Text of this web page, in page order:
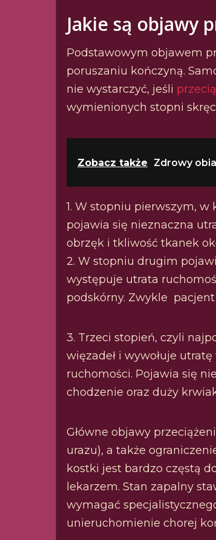
Jakie są objawy
Podstawowym objawem
poruszaniu kończyną.
nie wystarczyć, jeśli
wymienionych stopni
Zobacz także Zdrowy
1. W stopniu pierwszym,
pojawia się nieznaczna
obrzęk i tkliwość tkanek
2. W stopniu drugim
występuje utrata
podskórny. Zwykle
3. Trzeci stopień, czyli
więzadeł i wywołuje
ruchomości. Pojawia się
chodzenie oraz duży
Główne objawy
urazu), a także
kostki jest bardzo częstą
lekarzem. Stan zapalny
wymagać
unieruchomienie chorej